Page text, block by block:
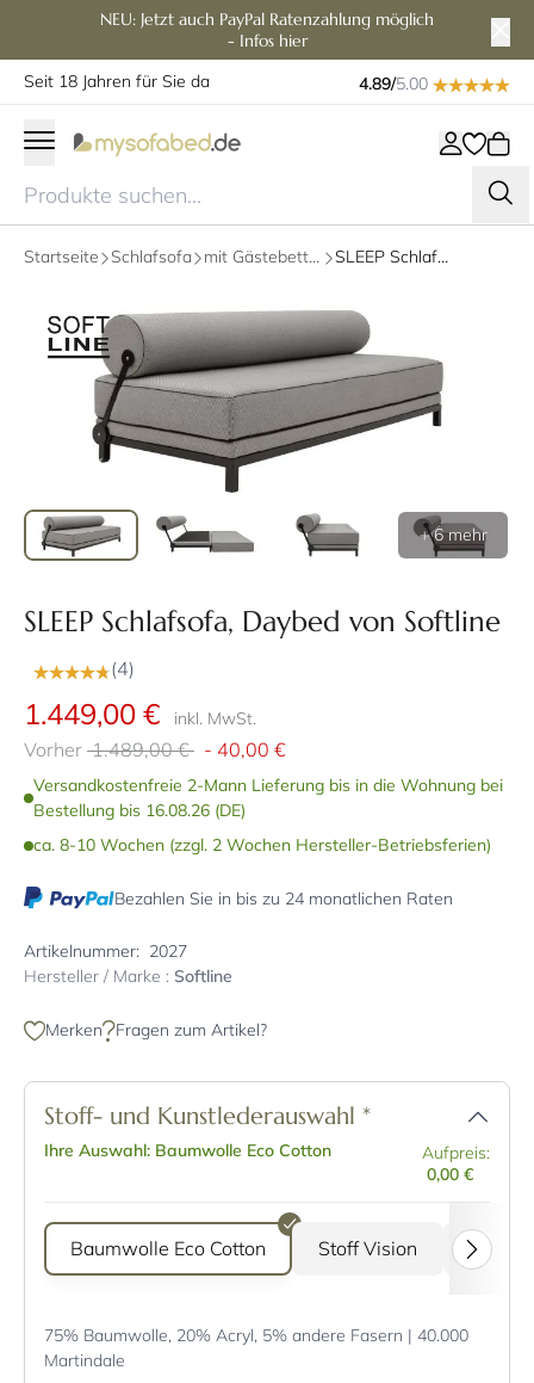
NEU: Jetzt auch PayPal Ratenzahlung möglich
- Infos hier
Seit 18 Jahren für Sie da
4.89/5.00
Startseite Schlafsofa mit Gästebettfunktion SLEEP Schlafsofa, Daybed von Softline
+ 6 mehr
SLEEP Schlafsofa, Daybed von Softline
(4)
1.449,00 € inkl. MwSt.
Vorher 1.489,00 € - 40,00 €
Versandkostenfreie 2-Mann Lieferung bis in die Wohnung bei
Bestellung bis 16.08.26 (DE)
ca. 8-10 Wochen (zzgl. 2 Wochen Hersteller-Betriebsferien)
Bezahlen Sie in bis zu 24 monatlichen Raten
Artikelnummer: 2027
Hersteller / Marke : Softline
Merken Fragen zum Artikel?
Stoff- und Kunstlederauswahl *
Ihre Auswahl: Baumwolle Eco Cotton
Aufpreis:
0,00 €
Baumwolle Eco Cotton Stoff Vision Stoff
75% Baumwolle, 20% Acryl, 5% andere Fasern | 40.000
Martindale